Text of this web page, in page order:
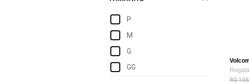
P
M
G
GG
R$